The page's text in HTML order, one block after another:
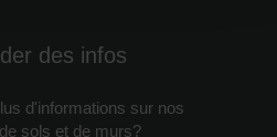
des infos
d'informations sur nos
sols et de murs?